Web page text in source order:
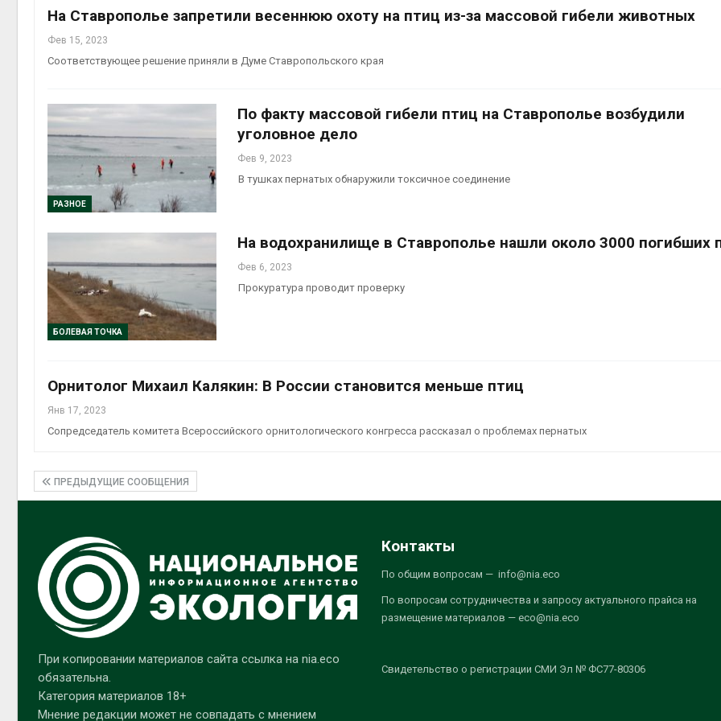
На Ставрополье запретили весеннюю охоту на птиц из-за массовой гибели животных
Фев 15, 2023
Соответствующее решение приняли в Думе Ставропольского края
РАЗНОЕ
По факту массовой гибели птиц на Ставрополье возбудили
уголовное дело
Фев 9, 2023
В тушках пернатых обнаружили токсичное соединение
БОЛЕВАЯ ТОЧКА
На водохранилище в Ставрополье нашли около 3000 погибших
Фев 6, 2023
Прокуратура проводит проверку
Орнитолог Михаил Калякин: В России становится меньше птиц
Янв 17, 2023
Сопредседатель комитета Всероссийского орнитологического конгресса рассказал о проблемах пернатых
ПРЕДЫДУЩИЕ СООБЩЕНИЯ
При копировании материалов сайта ссылка на nia.eco
обязательна.
Категория материалов 18+
Мнение редакции может не совпадать с мнением
Контакты
По общим вопросам — info@nia.eco
По вопросам сотрудничества и запросу актуального прайса на
размещение материалов — eco@nia.eco
Свидетельство о регистрации СМИ Эл № ФС77-80306